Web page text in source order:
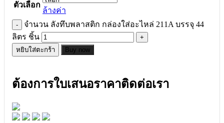
ตัวเลือก
ล้างค่า
จำนวน ลังทึบพลาสติก กล่องใส่อะไหล่ 211A บรรจุ 44
ลิตร ชิ้น
หยิบใส่ตะกร้า Buy now
ต้องการใบเสนอราคาติดต่อเรา